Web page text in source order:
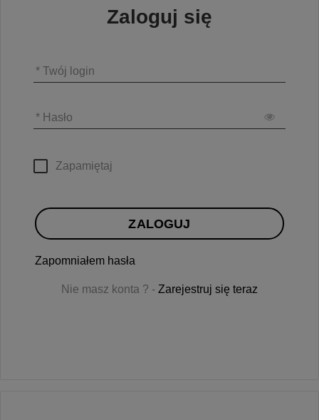
Zaloguj się
* Twój login
* Hasło
Zapamiętaj
ZALOGUJ
Zapomniałem hasła
Nie masz konta ? - Zarejestruj się teraz